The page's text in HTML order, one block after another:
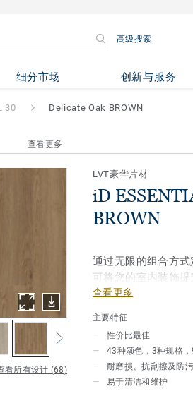
高级搜索
细分市场 创新与服务
- Delicate Oak
30 Delicate Oak BROWN
查看更多
看所有设计 (68)
LVT豪华片材
iD
BROWN
通过无限的组合方
可将您的室内装饰
设计，玩转颜色色调
我们顶级清洁表面
的额外耐久性。
查看更多
主要特征
性价比最佳
43种颜色，3种规格
耐磨损、抗刮擦及防
易于清洁和维护